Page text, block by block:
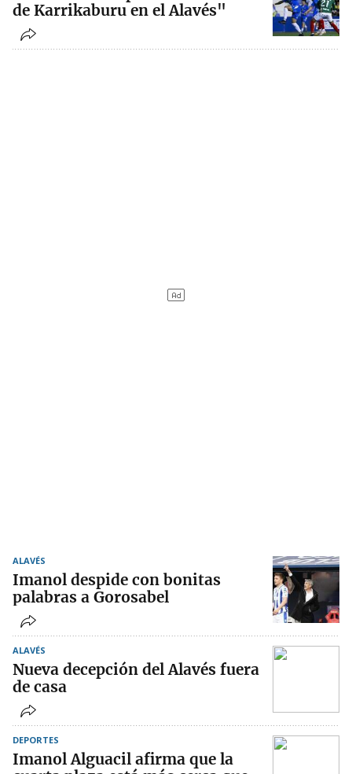
de Karrikaburu en el Alavés"
ALAVÉS
Imanol despide con bonitas
palabras a Gorosabel
ALAVÉS
Nueva decepción del Alavés fuera
de casa
DEPORTES
Imanol Alguacil afirma que la